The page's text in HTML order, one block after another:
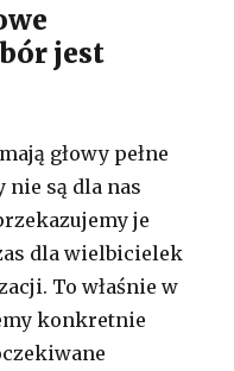
jest
głowy pełne
nie są dla nas
je
dla wielbicielek
To właśnie w
konkretnie